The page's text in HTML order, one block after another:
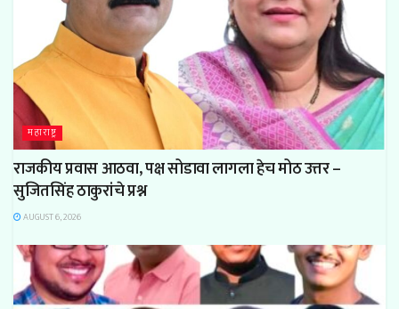
महाराष्ट्र
राजकीय प्रवास आठवा, पक्ष सोडावा लागला हेच मोठ उत्तर –
सुजितसिंह ठाकुरांचे प्रश्न
AUGUST 6, 2026